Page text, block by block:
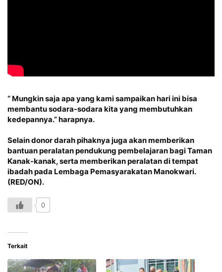
“ Mungkin saja apa yang kami sampaikan hari ini bisa
membantu sodara-sodara kita yang membutuhkan
kedepannya.” harapnya.
Selain donor darah pihaknya juga akan memberikan
bantuan peralatan pendukung pembelajaran bagi Taman
Kanak-kanak, serta memberikan peralatan di tempat
ibadah pada Lembaga Pemasyarakatan Manokwari.
(RED/ON).
0
Terkait